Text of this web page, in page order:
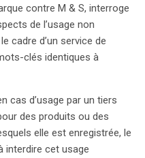
contre M & S, interroge
de l’usage non
cadre d’un service de
clés identiques à
cas d’usage par un tiers
des produits ou des
elle est enregistrée, le
interdire cet usage